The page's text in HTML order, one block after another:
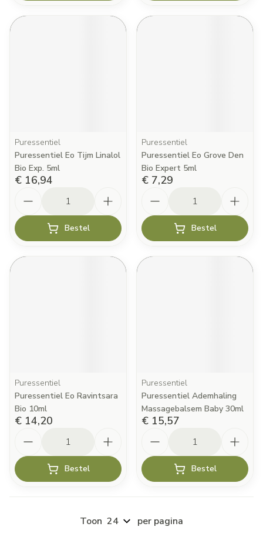
Puressentiel
Puressentiel Eo Tijm Linalol
Bio Exp. 5ml
€ 16,94
Bestel
Puressentiel
Puressentiel Eo Grove Den
Bio Expert 5ml
€ 7,29
Bestel
Puressentiel
Puressentiel Eo Ravintsara
Bio 10ml
€ 14,20
Bestel
Puressentiel
Puressentiel Ademhaling
Massagebalsem Baby 30ml
€ 15,57
Bestel
Toon per pagina